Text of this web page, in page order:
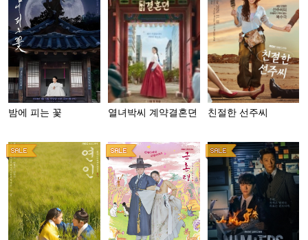
밤에 피는 꽃 열녀박씨 계약결혼뎐 친절한 선주씨